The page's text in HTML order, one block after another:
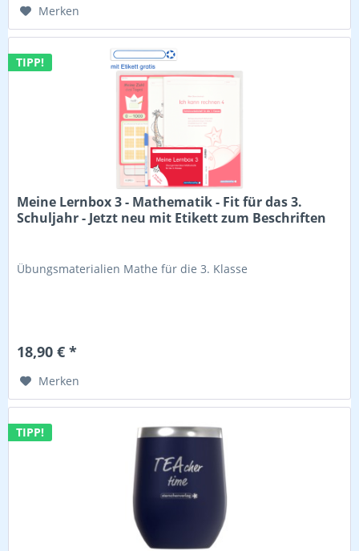
Merken
TIPP!
Meine Lernbox 3 - Mathematik - Fit für das 3.
Schuljahr - Jetzt neu mit Etikett zum Beschriften
Übungsmaterialien Mathe für die 3. Klasse
18,90 € *
Merken
TIPP!